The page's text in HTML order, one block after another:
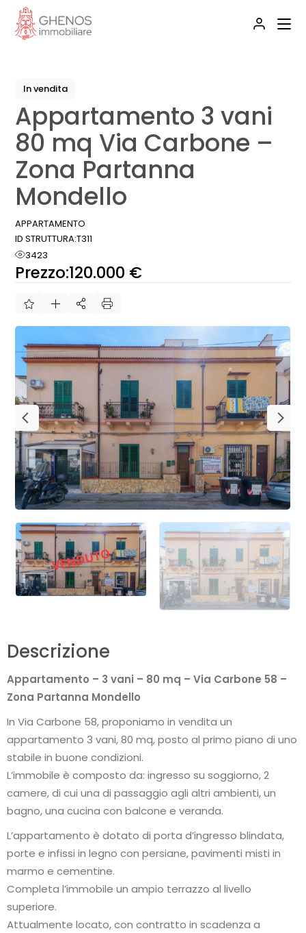
the
content
In vendita
Appartamento 3 vani
80 mq Via Carbone –
Zona Partanna
Mondello
APPARTAMENTO
ID STRUTTURA:T311
3423
Prezzo:120.000 €
Descrizione
Appartamento – 3 vani – 80 mq – Via Carbone 58 –
Zona Partanna Mondello
In Via Carbone 58, proponiamo in vendita un
appartamento 3 vani, 80 mq, posto al primo piano di uno
stabile in buone condizioni.
L’immobile è composto da: ingresso su soggiorno, 2
camere, di cui una di passaggio agli altri ambienti, un
bagno, una cucina con balcone e veranda.
L’appartamento è dotato di porta d’ingresso blindata,
porte e infissi in legno con persiane, pavimenti misti in
marmo e cementine.
Completa l’immobile un ampio terrazzo al livello
superiore.
Attualmente locato, con contratto in scadenza a